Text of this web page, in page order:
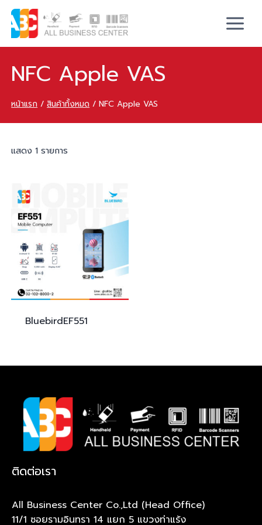
NFC Apple VAS
หน้าแรก / สินค้าทั้งหมด / NFC Apple VAS
แสดง 1 รายการ
BluebirdEF551
ติดต่อเรา
All Business Center Co.,Ltd (Head Office)
11/1 ซอยรามอินทรา 14 แยก 5 แขวงท่าแร้ง